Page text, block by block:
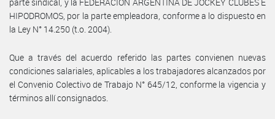
HIPODROMOS, por la parte empleadora, conforme a lo dispuesto en
la Ley N° 14.250 (t.o. 2004).
Que a través del acuerdo referido las partes convienen nuevas
condiciones salariales, aplicables a los trabajadores alcanzados por
el Convenio Colectivo de Trabajo N° 645/12, conforme la vigencia y
términos allí consignados.